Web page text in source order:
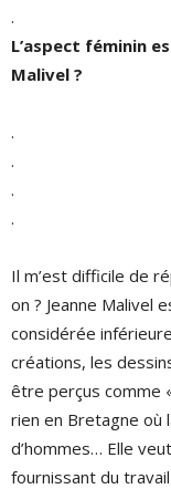
.
L’aspect féminin
Malivel ?
.
.
.
.
Il m’est difficile de
on ? Jeanne Malivel
considérée
créations, les
être perçus comme
rien en Bretagne où
d’hommes… Elle
fournissant du